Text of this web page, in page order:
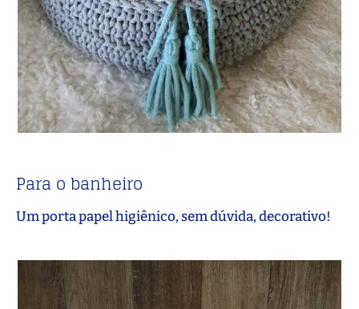
Para o banheiro
Um porta papel higiênico, sem dúvida, decorativo!